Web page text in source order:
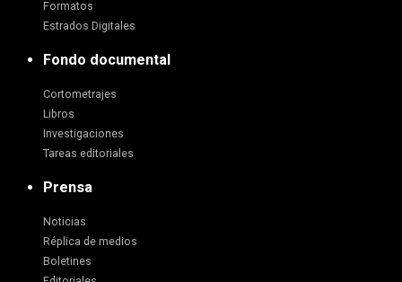
Formatos
Estrados Digitales
Fondo documental
Cortometrajes
Libros
Investigaciones
Tareas editoriales
Prensa
Noticias
Réplica de medios
Boletines